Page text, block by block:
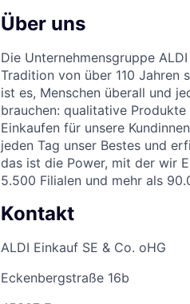
Über uns
Die Unternehmensgruppe
Tradition von über 110 Jahren
ist es, Menschen überall und
brauchen: qualitative
Einkaufen für unsere
jeden Tag unser Bestes und
das ist die Power, mit der wir
5.500 Filialen und mehr als
Kontakt
ALDI Einkauf SE & Co. oHG
Eckenbergstraße 16b